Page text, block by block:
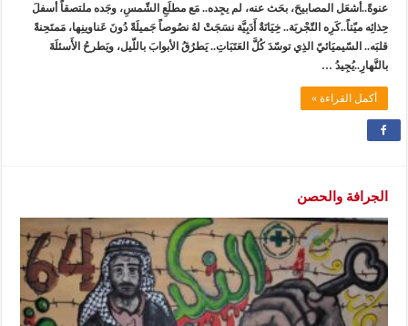
عنوةً..أشعَل المصابيحَ، بحَث عنه، لم يجِده.. مَع مطلَعِ الشّمسِ، وجَده ملتصقاً أسفلَ
حِذائِه ميّتاً..كَرِه التّجْربَة.. خِيَانَةٌ أَدَبِيَّة نسَجَتْ لهُ نصُوصاً جَميلَةً دُونَ عَناوينِها، مَمتَحِنةً
قلبَه.. السّيميَائيّ الذِي توسّدَ كُلَّ العَتَبَاتِ.. يَطرُقُ الأبوابَ باللّيل، ويَطرحُ الأَسئلَةَ
بالنَّهارِ..يُجِيدُ …
أكمل القراءة »
الجرافة والحصن